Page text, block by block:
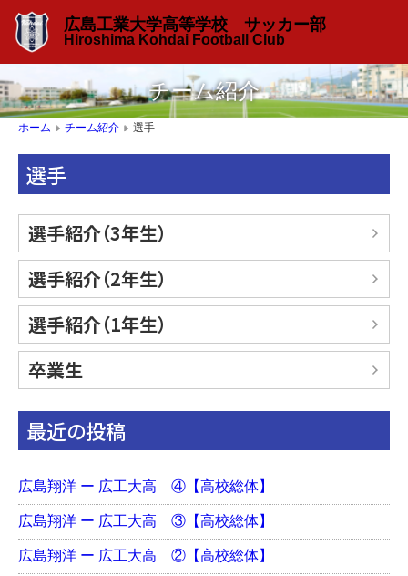
広島工業大学高等学校 サッカー部
Hiroshima Kohdai Football Club
チーム紹介
ホーム ▶ チーム紹介 ▶ 選手
選手
選手紹介（3年生）
選手紹介（2年生）
選手紹介（1年生）
卒業生
最近の投稿
広島翔洋 ー 広工大高 ④【高校総体】
広島翔洋 ー 広工大高 ③【高校総体】
広島翔洋 ー 広工大高 ②【高校総体】